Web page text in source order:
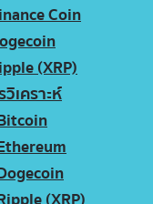
Coin
(XRP)
เคราะห์